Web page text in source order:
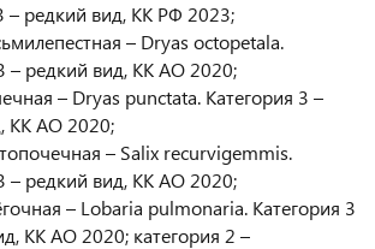
– редкий вид, КК РФ 2023;
– Dryas octopetala.
– редкий вид, КК АО 2020;
– Dryas punctata. Категория 3 –
КК АО 2020;
– Salix recurvigemmis.
– редкий вид, КК АО 2020;
– Lobaria pulmonaria. Категория 3
КК АО 2020; категория 2 –